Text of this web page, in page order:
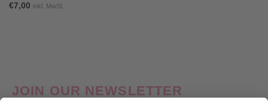
€7,00 inkl. MwSt.
JOIN OUR NEWSLETTER